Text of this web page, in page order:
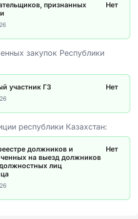
признанных
Нет
закупок Республики
участник ГЗ Нет
республики Казахстан:
должников и
на выезд должников
лиц
Нет